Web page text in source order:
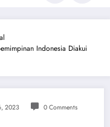
Indonesia Diakui
2023 0 Comments